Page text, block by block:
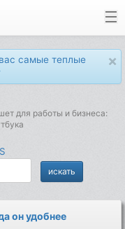
×
самые теплые
для работы и бизнеса:
он удобнее